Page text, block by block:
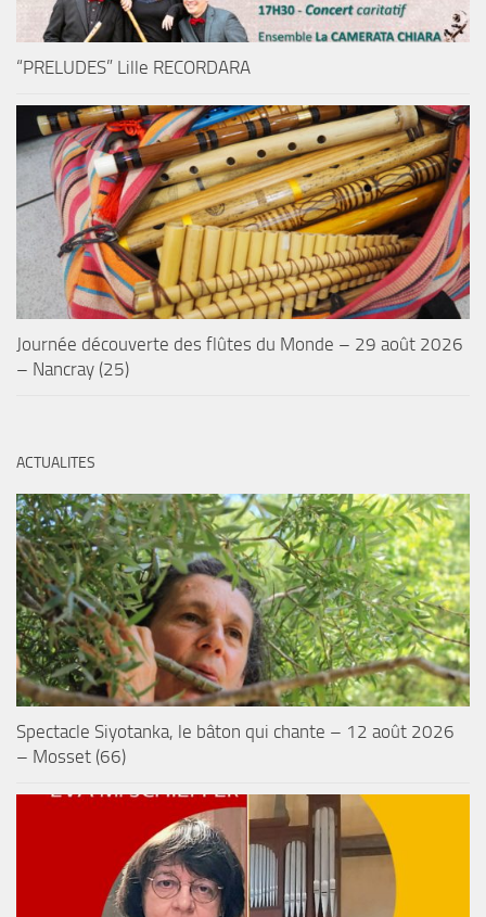
“PRELUDES” Lille RECORDARA
Journée découverte des flûtes du Monde – 29 août 2026
– Nancray (25)
ACTUALITES
Spectacle Siyotanka, le bâton qui chante – 12 août 2026
– Mosset (66)